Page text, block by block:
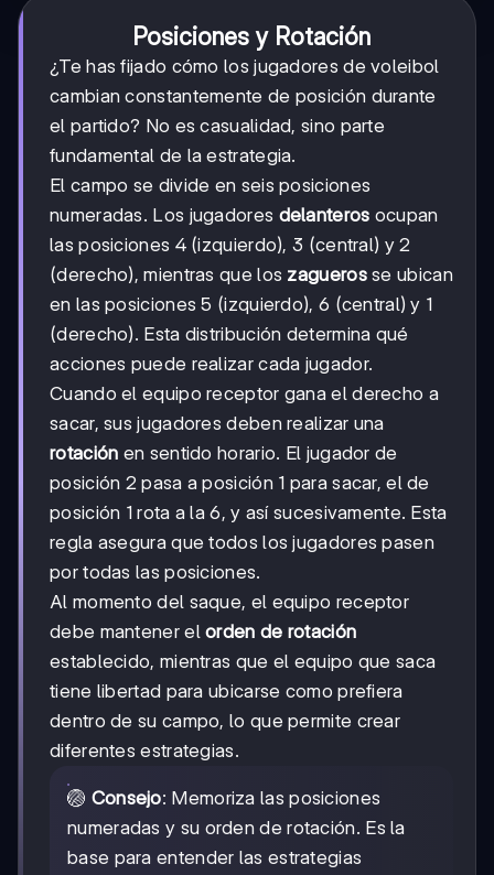
Posiciones y Rotación
¿Te has fijado cómo los jugadores de voleibol
cambian constantemente de posición durante
el partido? No es casualidad, sino parte
fundamental de la estrategia.
El campo se divide en seis posiciones
numeradas. Los jugadores delanteros ocupan
las posiciones 4 (izquierdo), 3 (central) y 2
(derecho), mientras que los zaguerosse ubican
en las posiciones 5 (izquierdo), 6 (central) y 1
(derecho). Esta distribución determina qué
acciones puede realizar cada jugador.
Cuando el equipo receptor gana el derecho a
sacar, sus jugadores deben realizar una
rotación en sentido horario. El jugador de
posición 2 pasa a posición 1 para sacar, el de
posición 1 rota a la 6, y así sucesivamente. Esta
regla asegura que todos los jugadores pasen
por todas las posiciones.
Al momento del saque, el equipo receptor
debe mantener elorden de rotación
establecido, mientras que el equipo que saca
tiene libertad para ubicarse como prefiera
dentro de su campo, lo que permite crear
diferentes estrategias.
🏐 Consejo: Memoriza las posiciones
numeradas y su orden de rotación. Es la
base para entender las estrategias